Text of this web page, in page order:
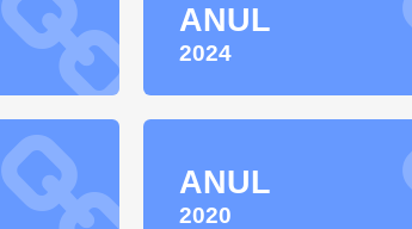
ANUL
2024
ANUL
2020